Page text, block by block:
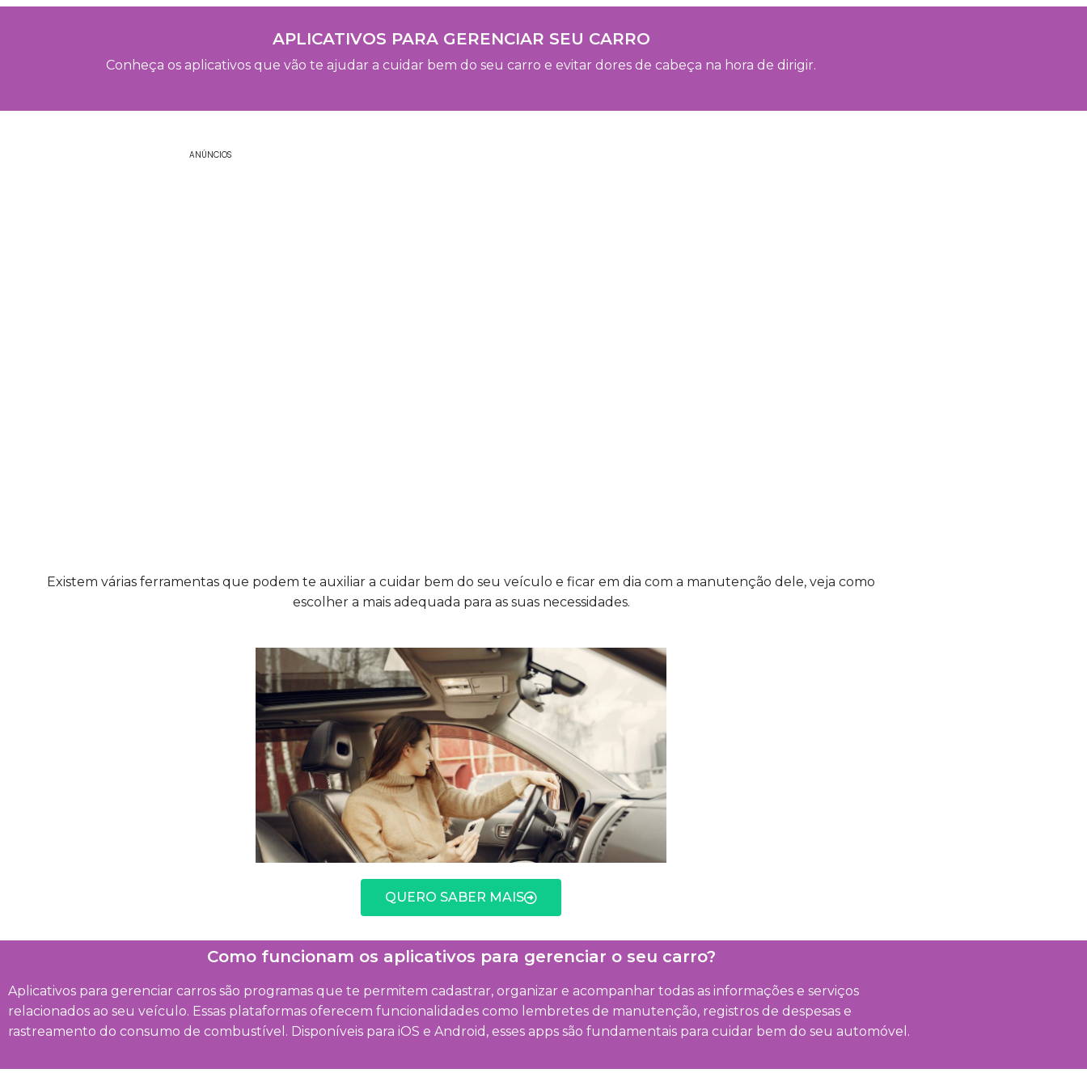
APLICATIVOS PARA GERENCIAR SEU CARRO
Conheça os aplicativos que vão te ajudar a cuidar bem do seu carro e evitar dores de cabeça na hora de dirigir.
ANÚNCIOS
Existem várias ferramentas que podem te auxiliar a cuidar bem do seu veículo e ficar em dia com a manutenção dele, veja como
escolher a mais adequada para as suas necessidades.
QUERO SABER MAIS
Como funcionam os aplicativos para gerenciar o seu carro?
Aplicativos para gerenciar carros são programas que te permitem cadastrar, organizar e acompanhar todas as informações e serviços
relacionados ao seu veículo. Essas plataformas oferecem funcionalidades como lembretes de manutenção, registros de despesas e
rastreamento do consumo de combustível. Disponíveis para iOS e Android, esses apps são fundamentais para cuidar bem do seu automóvel.